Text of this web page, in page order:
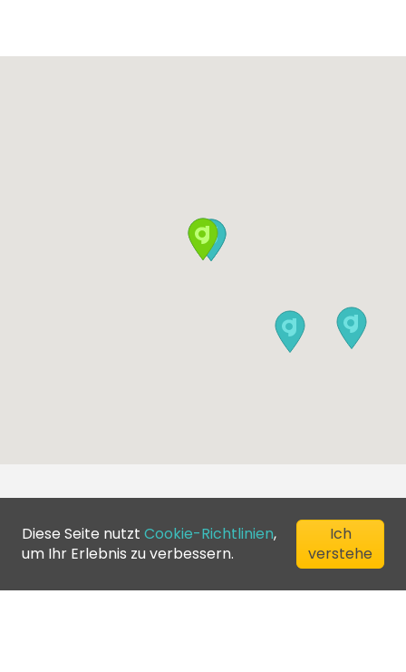
©2026Greenfee365 Europe AB.
Diese Seite nutzt Cookie-Richtlinien,
um Ihr Erlebnis zu verbessern.
Ich
verstehe